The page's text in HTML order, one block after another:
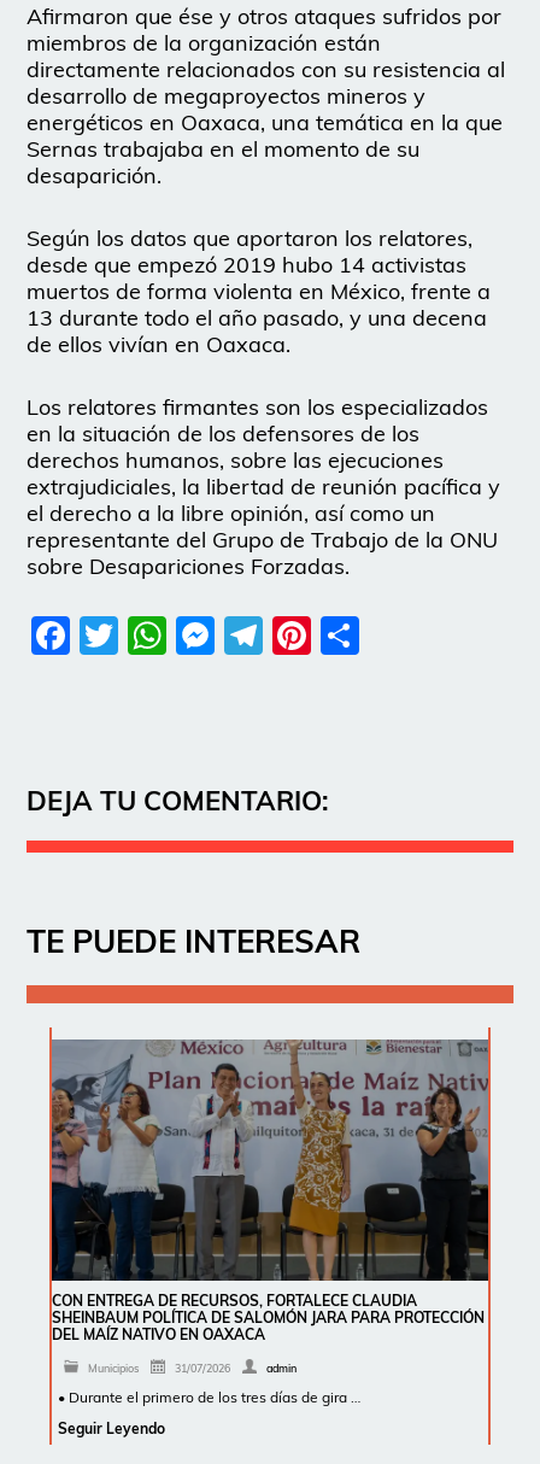
Afirmaron que ése y otros ataques sufridos por
miembros de la organización están
directamente relacionados con su resistencia al
desarrollo de megaproyectos mineros y
energéticos en Oaxaca, una temática en la que
Sernas trabajaba en el momento de su
desaparición.
Según los datos que aportaron los relatores,
desde que empezó 2019 hubo 14 activistas
muertos de forma violenta en México, frente a
13 durante todo el año pasado, y una decena
de ellos vivían en Oaxaca.
Los relatores firmantes son los especializados
en la situación de los defensores de los
derechos humanos, sobre las ejecuciones
extrajudiciales, la libertad de reunión pacífica y
el derecho a la libre opinión, así como un
representante del Grupo de Trabajo de la ONU
sobre Desapariciones Forzadas.
Facebook
Twitter
WhatsApp
Messenger
Telegram
Pinterest
DEJA TU COMENTARIO:
TE PUEDE INTERESAR
CON ENTREGA DE RECURSOS, FORTALECE CLAUDIA
SHEINBAUM POLÍTICA DE SALOMÓN JARA PARA PROTECCIÓN
DEL MAÍZ NATIVO EN OAXACA
Municipios 31/07/2026 admin
• Durante el primero de los tres días de gira …
Seguir Leyendo